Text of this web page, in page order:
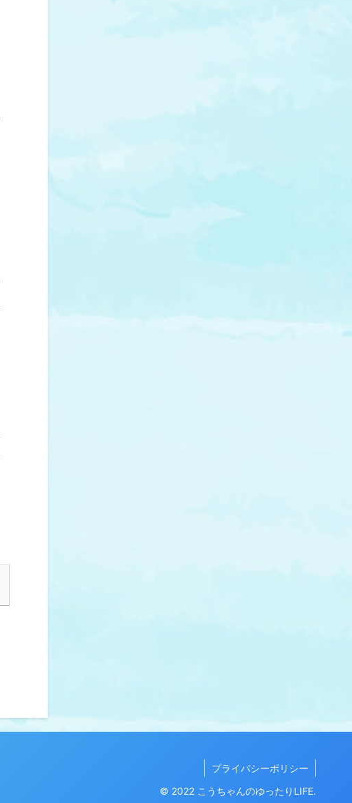
プライバシーポリシー
© 2022 こうちゃんのゆったりLIFE.